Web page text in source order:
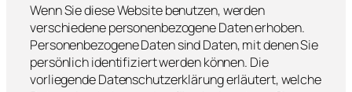
Wenn Sie diese Website benutzen, werden
verschiedene personenbezogene Daten erhoben.
Personenbezogene Daten sind Daten, mit denen Sie
persönlich identifiziert werden können. Die
vorliegende Datenschutzerklärung erläutert, welche